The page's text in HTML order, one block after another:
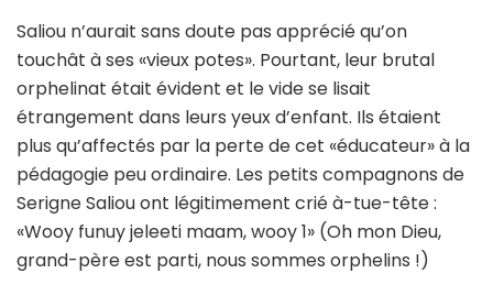
Saliou n’aurait sans doute pas apprécié qu’on
touchât à ses «vieux potes». Pourtant, leur brutal
orphelinat était évident et le vide se lisait
étrangement dans leurs yeux d’enfant. Ils étaient
plus qu’affectés par la perte de cet «éducateur» à la
pédagogie peu ordinaire. Les petits compagnons de
Serigne Saliou ont légitimement crié à-tue-tête :
«Wooy funuy jeleeti maam, wooy 1» (Oh mon Dieu,
grand-père est parti, nous sommes orphelins !)